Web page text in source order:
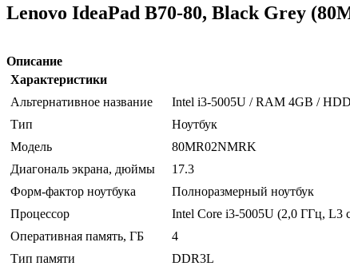
Lenovo IdeaPad B70-80, Black Grey
Описание
Характеристики
Альтернативное название
Intel i3-5005U / RAM 4GB /
Тип
Ноутбук
Модель
80MR02NMRK
Диагональ экрана, дюймы
17.3
Форм-фактор ноутбука
Полноразмерный ноутбук
Процессор
Intel Core i3-5005U (2,0 ГГц, L3
Оперативная память, ГБ
4
Тип памяти
DDR3L